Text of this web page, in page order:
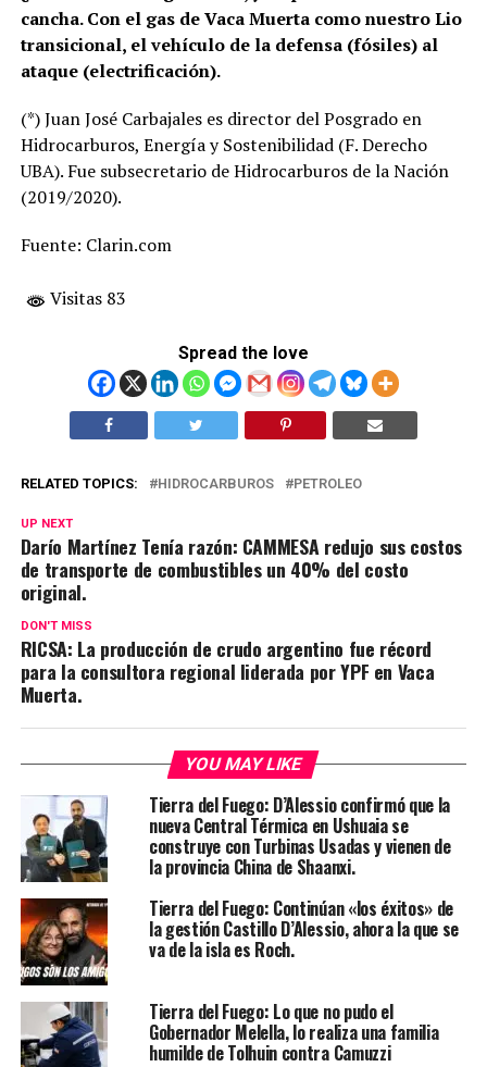
cancha. Con el gas de Vaca Muerta como nuestro Lio
transicional, el vehículo de la defensa (fósiles) al
ataque (electrificación).
(*) Juan José Carbajales es director del Posgrado en
Hidrocarburos, Energía y Sostenibilidad (F. Derecho
UBA). Fue subsecretario de Hidrocarburos de la Nación
(2019/2020).
Fuente: Clarin.com
Visitas 83
Spread the love
RELATED TOPICS: HIDROCARBUROS PETROLEO
UP NEXT
Darío Martínez Tenía razón: CAMMESA redujo sus costos
de transporte de combustibles un 40% del costo
original.
DON'T MISS
RICSA: La producción de crudo argentino fue récord
para la consultora regional liderada por YPF en Vaca
Muerta.
YOU MAY LIKE
Tierra del Fuego: D’Alessio confirmó que la
nueva Central Térmica en Ushuaia se
construye con Turbinas Usadas y vienen de
la provincia China de Shaanxi.
Tierra del Fuego: Continúan «los éxitos» de
la gestión Castillo D’Alessio, ahora la que se
va de la isla es Roch.
Tierra del Fuego: Lo que no pudo el
Gobernador Melella, lo realiza una familia
humilde de Tolhuin contra Camuzzi